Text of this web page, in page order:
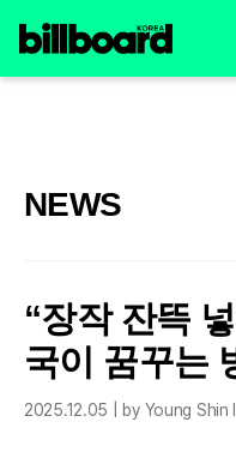
NEWS
“장작 잔뜩
국이 꿈꾸는
2025.12.05 | by Young